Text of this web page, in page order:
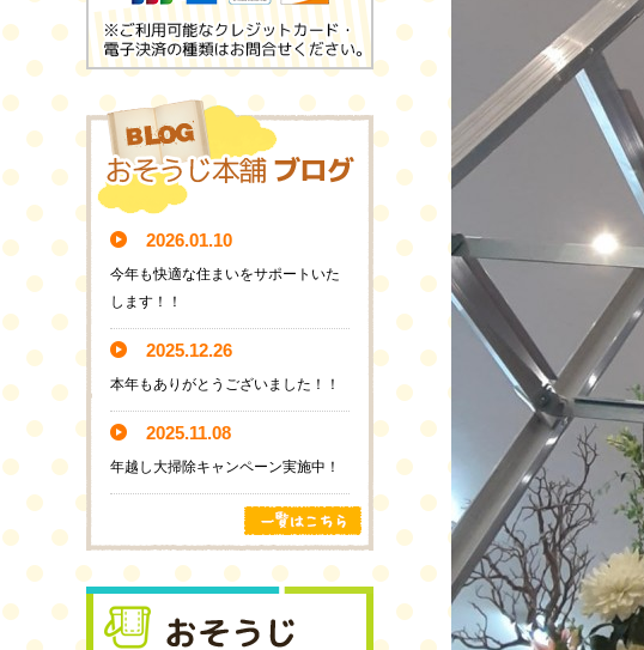
2026.01.10
今年も快適な住まいをサポートいた
します！！
2025.12.26
本年もありがとうございました！！
2025.11.08
年越し大掃除キャンペーン実施中！